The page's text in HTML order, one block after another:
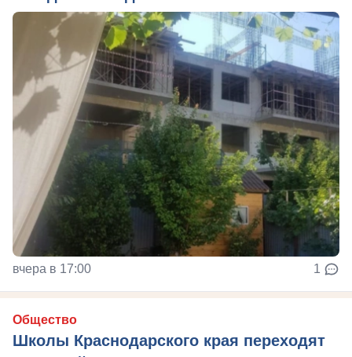
вчера в 17:00 1
Общество
Школы Краснодарского края переходят